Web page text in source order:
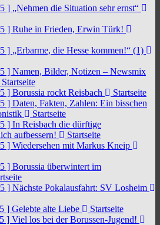
] „Nehmen die Situation sehr ernst“
] Ruhe in Frieden, Erwin Türk!
] „Erbarme, die Hesse kommen!“ (1)
] Namen, Bilder, Notizen – Newsmix
Startseite
] Borussia rockt Reisbach
Startseite
] Daten, Fakten, Zahlen: Ein bisschen
Startseite
] In Reisbach die dürftige
aufbessern!
Startseite
] Wiedersehen mit Markus Kneip
] Borussia überwintert im
] Nächste Pokalausfahrt: SV Losheim
] Gelebte alte Liebe
Startseite
] Viel los bei der Borussen-Jugend!